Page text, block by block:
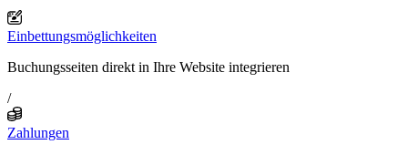
Einbettungsmöglichkeiten
Buchungsseiten direkt in Ihre Website integrieren
/
Zahlungen